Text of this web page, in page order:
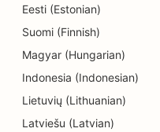
Eesti (Estonian)
Suomi (Finnish)
Magyar (Hungarian)
Indonesia (Indonesian)
Lietuvių (Lithuanian)
Latviešu (Latvian)